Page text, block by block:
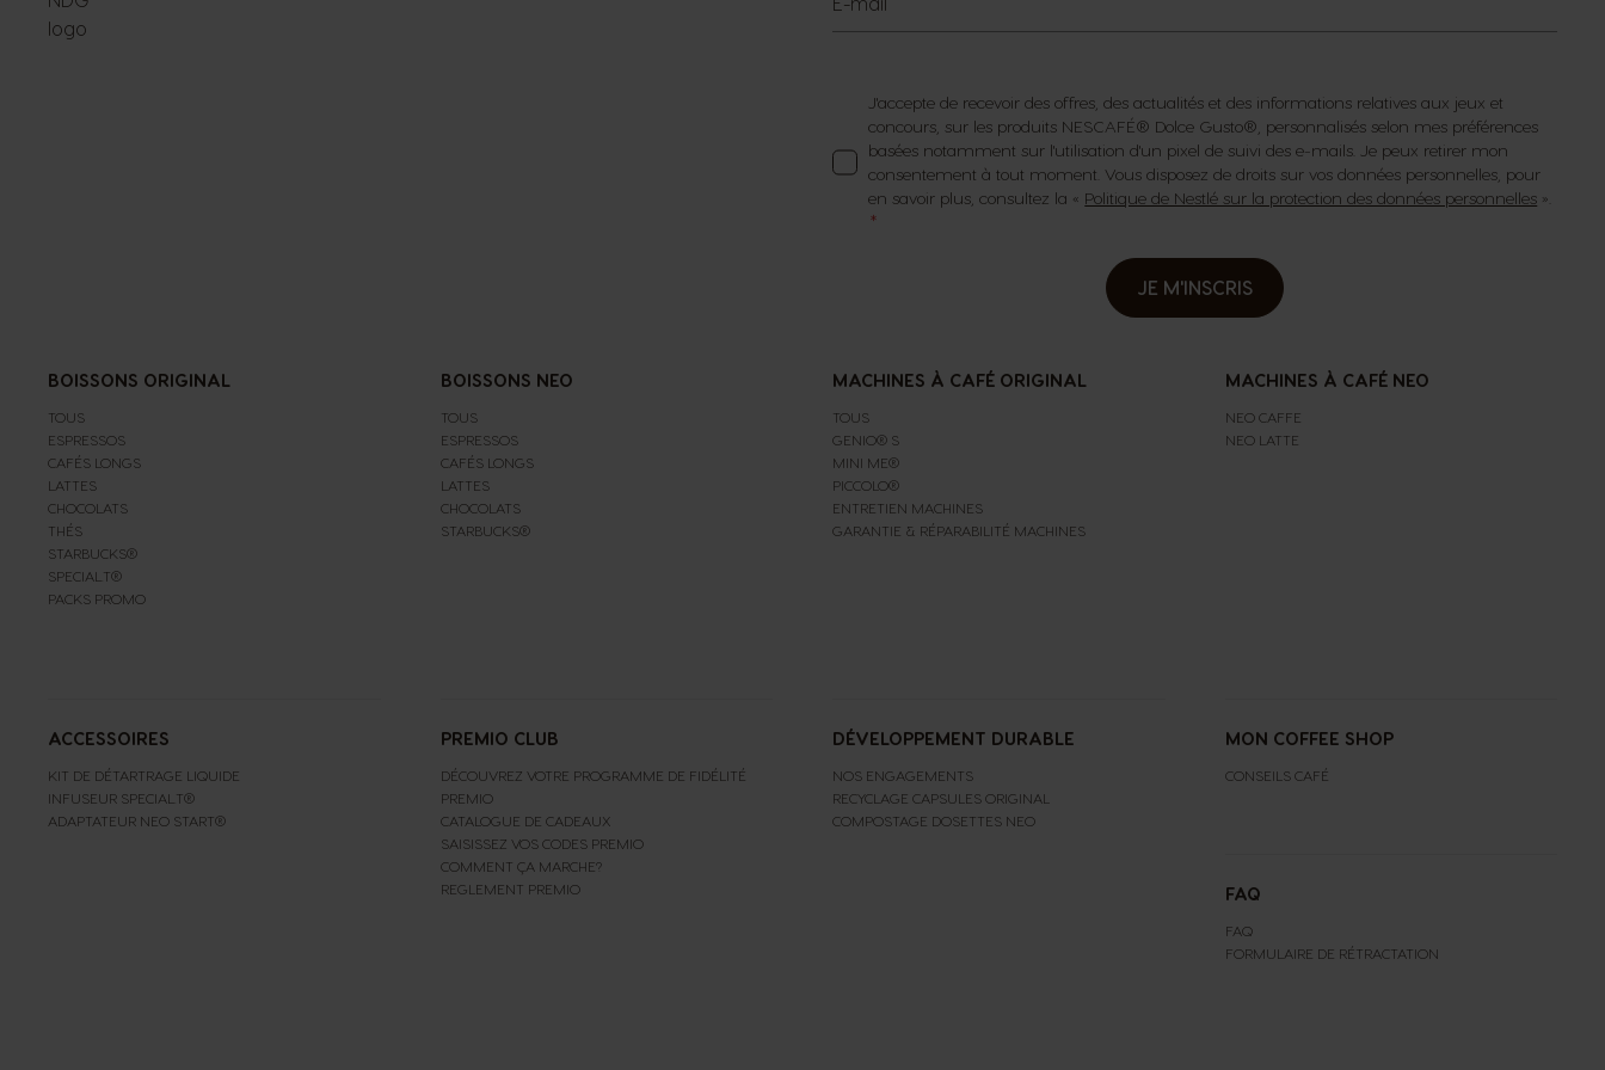
J'accepte de recevoir des offres, des actualités et des informations relatives aux jeux et
concours, sur les produits NESCAFÉ® Dolce Gusto®, personnalisés selon mes préférences
basées notamment sur l'utilisation d'un pixel de suivi des e-mails. Je peux retirer mon
consentement à tout moment. Vous disposez de droits sur vos données personnelles, pour
en savoir plus, consultez la « Politique de Nestlé sur la protection des données personnelles ».
JE M'INSCRIS
BOISSONS ORIGINAL
TOUS
ESPRESSOS
CAFÉS LONGS
LATTES
CHOCOLATS
THÉS
STARBUCKS®
SPECIAL.T®
PACKS PROMO
ACCESSOIRES
KIT DE DÉTARTRAGE LIQUIDE
INFUSEUR SPECIAL.T®
ADAPTATEUR NEO START®
BOISSONS NEO
TOUS
ESPRESSOS
CAFÉS LONGS
LATTES
CHOCOLATS
STARBUCKS®
PREMIO CLUB
DÉCOUVREZ VOTRE PROGRAMME DE FIDÉLITÉ
PREMIO
CATALOGUE DE CADEAUX
SAISISSEZ VOS CODES PREMIO
COMMENT ÇA MARCHE?
REGLEMENT PREMIO
MACHINES À CAFÉ ORIGINAL
TOUS
GENIO® S
MINI ME®
PICCOLO®
ENTRETIEN MACHINES
GARANTIE & RÉPARABILITÉ MACHINES
DÉVELOPPEMENT DURABLE
NOS ENGAGEMENTS
RECYCLAGE CAPSULES ORIGINAL
COMPOSTAGE DOSETTES NEO
MACHINES À CAFÉ NEO
NEO CAFFE
NEO LATTE
MON COFFEE SHOP
CONSEILS CAFÉ
FAQ
FAQ
FORMULAIRE DE RÉTRACTATION